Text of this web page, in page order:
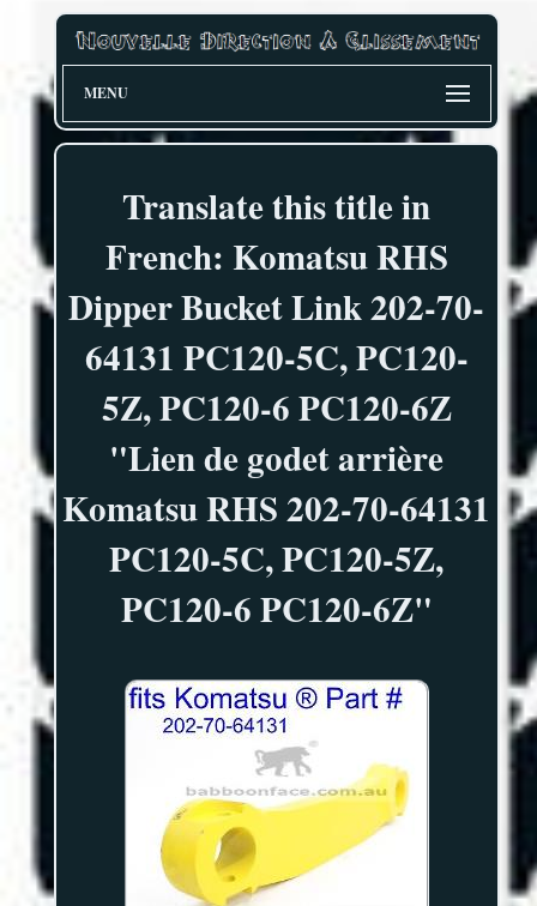
MENU
Translate this title in
French: Komatsu RHS
Dipper Bucket Link 202-70-
64131 PC120-5C, PC120-
5Z, PC120-6 PC120-6Z
"Lien de godet arrière
Komatsu RHS 202-70-64131
PC120-5C, PC120-5Z,
PC120-6 PC120-6Z"